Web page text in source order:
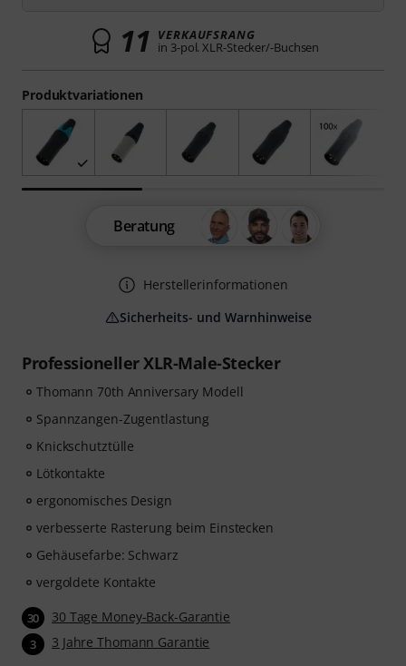
Professioneller XLR-Male-Stecker
Thomann 70th Anniversary Modell
Spannzangen-Zugentlastung
Knickschutztülle
Lötkontakte
ergonomisches Design
verbesserte Rasterung beim Einstecken
Gehäusefarbe: Schwarz
vergoldete Kontakte
30 30 Tage Money-Back-Garantie
3 3 Jahre Thomann Garantie
Produktvariationen
11 VERKAUFSRANG
in 3-pol. XLR-Stecker/-Buchsen
Beratung
Herstellerinformationen
Sicherheits- und Warnhinweise